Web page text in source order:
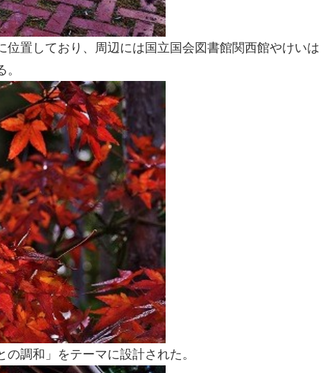
置しており、周辺には国立国会図書館関西館やけいは
調和」をテーマに設計された。